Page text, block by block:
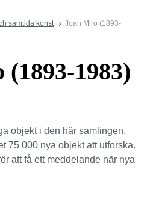
samtida konst
Joan Miro (1893-
1983)
objekt i den här samlingen,
75 000 nya objekt att utforska.
att få ett meddelande när nya